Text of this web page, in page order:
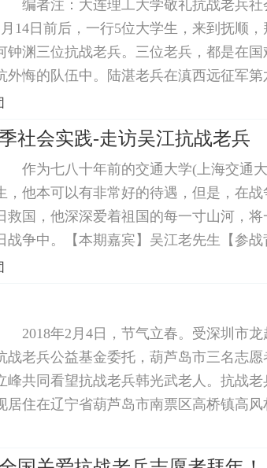
编者注：大连理工大学敬礼抗战老兵社
14日前后，一行5位大学生，来到抚顺，
钟渊三位抗战老兵。三位老兵，都是在
外悔的队伍中。陆湛老兵在滇西远征军
动请缨到前线杀敌;吴江老兵在读大二，
社会实践-走访吴江抗战老兵
作为七八十年前的交通大学(上海交通
，他本可以有非常好的待遇，但是，在
救国，他深深爱着祖国的每一寸山河，
战争中。【本期嘉宾】吴江老先生【参
，中国大后方的滇缅公路打通，美国军
2018年2月4日，节气立春。受深圳市
战老兵公益基金委托，葫芦岛市三名志愿
峰共同看望抗战老兵韩光武老人。抗战老
居住在辽宁省葫芦岛市南票区高桥镇高风
命军第93军军部野战医院救护排排长，时